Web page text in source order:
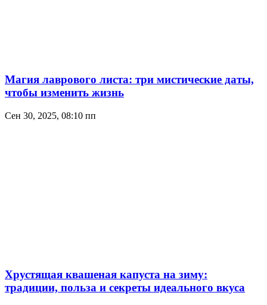
Магия лаврового листа: три мистические даты,
чтобы изменить жизнь
Сен 30, 2025, 08:10 пп
Хрустящая квашеная капуста на зиму:
традиции, польза и секреты идеального вкуса